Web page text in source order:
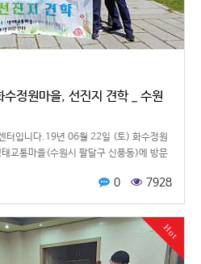
정원마을, 선진지 견학 _ 수원
터입니다.19년 06월 22일 (토) 화수정원
교통마을(수원시 팔달구 신풍동)에 방문
0 7928
Hot